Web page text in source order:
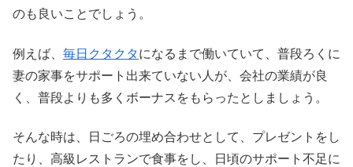
のも良いことでしょう。
例えば、 毎日クタクタになるまで働いていて、普段ろくに
妻の家事をサポート出来ていない人が、会社の業績が良
く、普段よりも多くボーナスをもらったとしましょう。
そんな時は、日ごろの埋め合わせとして、プレゼントをし
たり、高級レストランで食事をし、日頃のサポート不足に